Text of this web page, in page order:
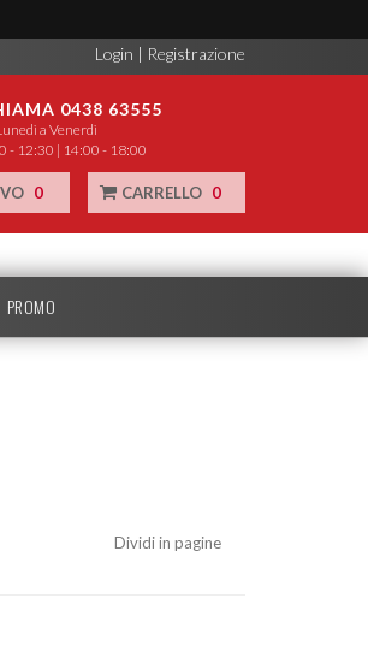
Login | Registrazione
0438 63555
a Venerdì
- 12:30 | 14:00 - 18:00
0 CARRELLO 0
PROMO
Dividi in pagine